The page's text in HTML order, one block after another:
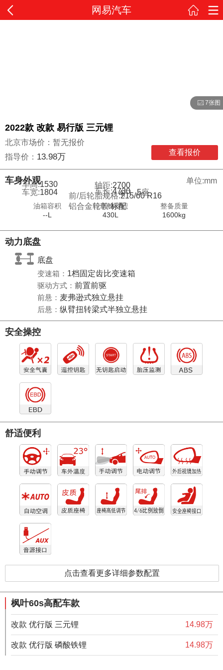
网易汽车
7张图
2022款 改款 易行版 三元锂
北京市场价：暂无报价
指导价： 13.98万 查看报价
车身外观
单位:mm
车长:4730
车宽:1804 5座
4门
车高:1530 轴距:2700
前/后轮胎规格:215/60 R16
铝合金轮毂:标配
油箱容积
--L
行李舱容积
430L
整备质量
1600kg
动力底盘
底盘
变速箱： 1档固定齿比变速箱
驱动方式： 前置前驱
前悬： 麦弗逊式独立悬挂
后悬： 纵臂扭转梁式半独立悬挂
安全操控
舒适便利
点击查看更多详细参数配置
枫叶60s高配车款
改款 优行版 三元锂 14.98万
改款 优行版 磷酸铁锂 14.98万